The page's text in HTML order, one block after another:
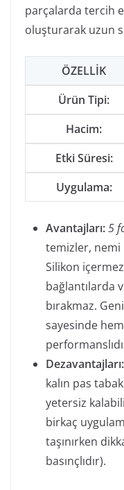
parçalarda tercih
oluşturarak uzun
ÖZELLIK
Ürün Tipi:
Hacim:
Etki Süresi:
Uygulama:
Avantajları:5
temizler, nemi
Silikon
bağlantılarda
bırakmaz.
sayesinde
Dezavantajları:
kalın pas
yetersiz
birkaç
taşınırken
basınçlıdır).